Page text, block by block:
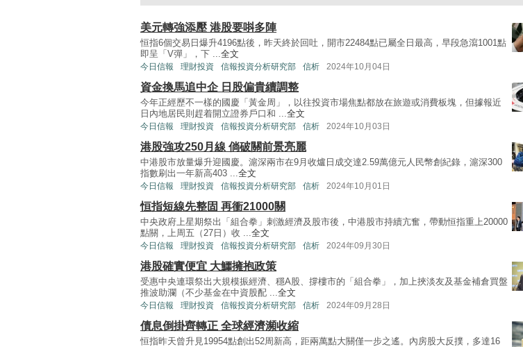
美元轉強添壓 港股要唞多陣
恒指6個交易日爆升4196點後，昨天終於回吐，開市22484點已屬全日最高，早段急瀉1001點
即呈「V彈」，下 ...全文
今日信報 理財投資 信報投資分析研究部 信析 2024年10月04日
資金換馬追中企 日股偏貴續調整
今年正經歷不一樣的國慶「黃金周」，以往投資市場焦點都放在旅遊或消費板塊，但據報近
日內地居民則趕着開立證券戶口和 ...全文
今日信報 理財投資 信報投資分析研究部 信析 2024年10月03日
港股強攻250月線 倘破關前景亮麗
中港股市放量爆升迎國慶。滬深兩市在9月收爐日成交達2.59萬億元人民幣創紀錄，滬深300
指數刷出一年新高403 ...全文
今日信報 理財投資 信報投資分析研究部 信析 2024年10月01日
恒指短線先整固 再衝21000關
中央政府上星期祭出「組合拳」刺激經濟及股市後，中港股市持續亢奮，帶動恒指重上20000
點關，上周五（27日）收 ...全文
今日信報 理財投資 信報投資分析研究部 信析 2024年09月30日
港股確實便宜 大鱷擁抱政策
受惠中央連環祭出大規模振經濟、穩A股、撐樓市的「組合拳」，加上挾淡友及基金補倉買盤
推波助瀾（不少基金在中資股配 ...全文
今日信報 理財投資 信報投資分析研究部 信析 2024年09月28日
債息倒掛齊轉正 全球經濟瀕收縮
恒指昨天曾升見19954點創出52周新高，距兩萬點大關僅一步之遙。內房股大反撲，多達16